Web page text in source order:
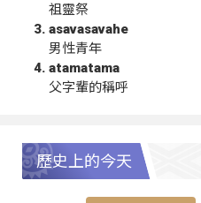
祖靈祭
asavasavahe
男性青年
atamatama
父字輩的稱呼
歷史上的今天